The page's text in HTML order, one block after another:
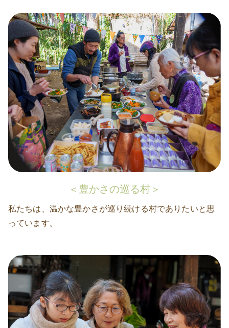
＜豊かさの巡る村＞
私たちは、温かな豊かさが巡り続ける村でありたいと思
っています。